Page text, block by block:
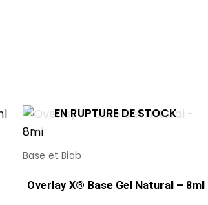
EN RUPTURE DE STOCK
Base et Biab
Overlay X® Base Gel Natural – 8ml